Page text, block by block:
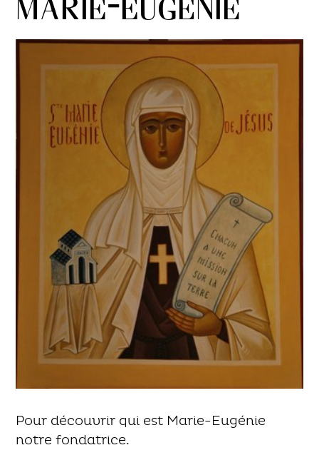
Pour découvrir qui est Marie-Eugénie
notre fondatrice.